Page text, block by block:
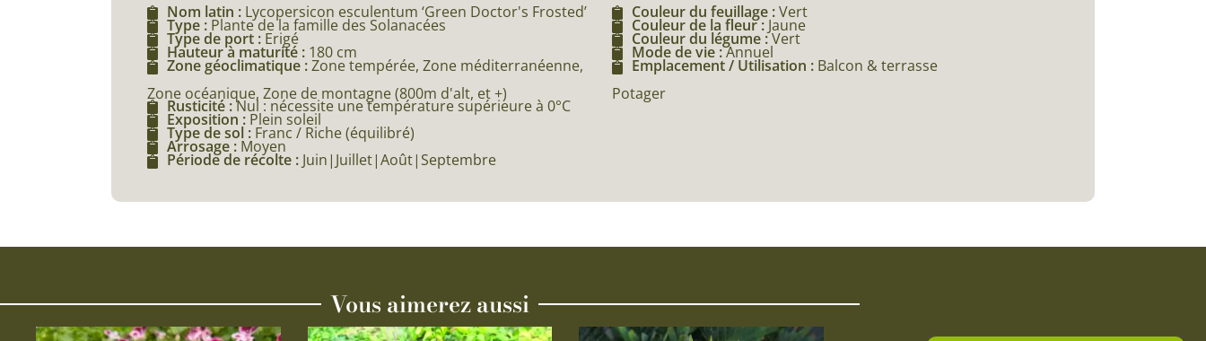
Nom latin : Lycopersicon esculentum ‘Green Doctor's Frosted’
Type : Plante de la famille des Solanacées
Type de port : Erigé
Hauteur à maturité : 180 cm
Zone géoclimatique :Zone tempérée, Zone méditerranéenne,
Zone océanique, Zone de montagne (800m d'alt, et +)
Rusticité :Nul : nécessite une température supérieure à 0°C
Exposition : Plein soleil
Type de sol : Franc / Riche (équilibré)
Arrosage : Moyen
Période de récolte : Juin|Juillet|Août|Septembre
Couleur du feuillage :Vert
Couleur de la fleur : Jaune
Couleur du légume :Vert
Mode de vie :Annuel
Emplacement / Utilisation : Balcon & terrasse
Potager
Vous aimerez aussi